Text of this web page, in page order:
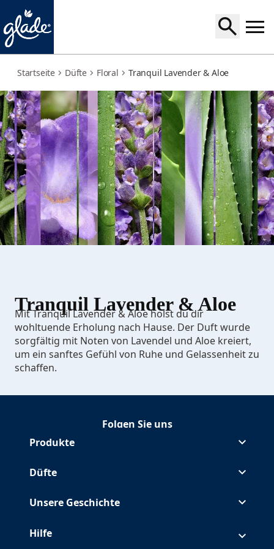
Startseite Düfte Floral Tranquil Lavender & Aloe
Tranquil Lavender & Aloe
Mit Tranquil Lavender & Aloe holst du dir
wohltuende Erholung nach Hause. Der Duft wurde
sorgfältig mit Noten von Lavendel und Aloe kreiert,
um ein sanftes Gefühl von Ruhe und Gelassenheit zu
schaffen.
Folgen Sie uns
Folgen Glade auf Facebook
(Opens in a new tab)
Folgen Glade auf Instagram
(Opens in a new tab)
Folgen Glade auf Pinterest
(Opens in a new tab)
Folgen Glade auf Youtube
(Opens in a new tab)
Produkte
Düfte
Unsere Geschichte
Hilfe